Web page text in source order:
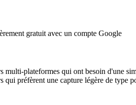
gratuit avec un compte Google
multi-plateformes qui ont besoin d'une
qui préfèrent une capture légère de type